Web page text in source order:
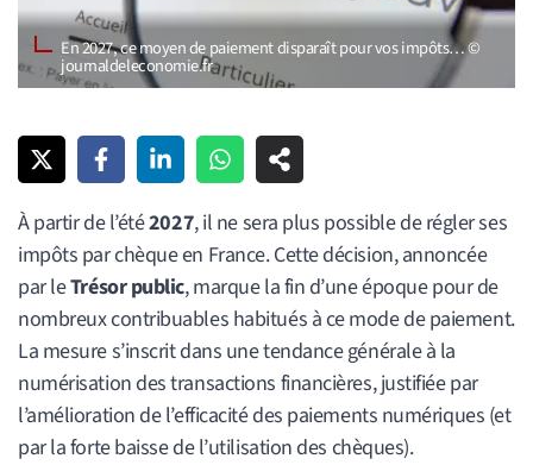
En 2027, ce moyen de paiement disparaît pour vos impôts… ©
journaldeleconomie.fr
À partir de l’été2027, il ne sera plus possible de régler ses
impôts par chèque en France. Cette décision, annoncée
par leTrésor public, marque la fin d’une époque pour de
nombreux contribuables habitués à ce mode de paiement.
La mesure s’inscrit dans une tendance générale à la
numérisation des transactions financières, justifiée par
l’amélioration de l’efficacité des paiements numériques (et
par la forte baisse de l’utilisation des chèques).